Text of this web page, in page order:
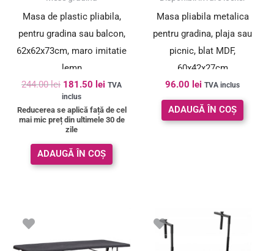
Masa de plastic pliabila,
pentru gradina sau balcon,
62x62x73cm, maro imitatie
lemn
244.00lei 181.50 lei TVA
inclus
Reducerea se aplică față de cel
mai mic preț din ultimele 30 de
zile
ADAUGĂ ÎN COȘ
Masa pliabila metalica
pentru gradina, plaja sau
picnic, blat MDF,
60x42x27cm
96.00 lei TVA inclus
ADAUGĂ ÎN COȘ
Prețul